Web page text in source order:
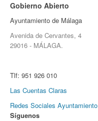
Gobierno Abierto
Ayuntamiento de Málaga
Avenida de Cervantes, 4
29016 - MÁLAGA.
Tlf: 951 926 010
Las Cuentas Claras
Redes Sociales Ayuntamiento
Síguenos